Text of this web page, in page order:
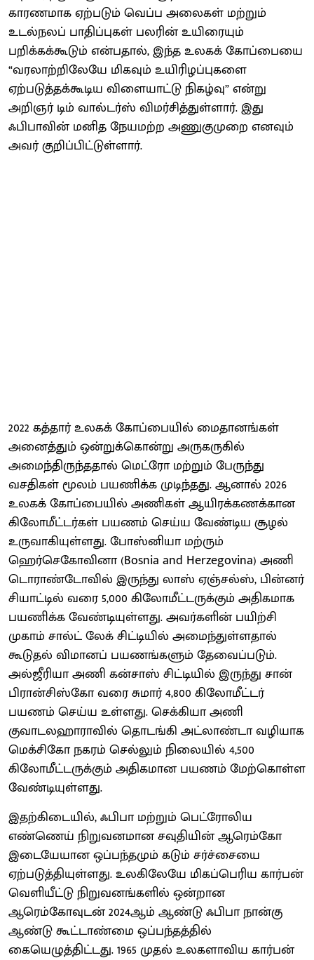
காரணமாக ஏற்படும் வெப்ப அலைகள் மற்றும்
உடல்நலப் பாதிப்புகள் பலரின் உயிரையும்
பறிக்கக்கூடும் என்பதால், இந்த உலகக் கோப்பையை
“வரலாற்றிலேயே மிகவும் உயிரிழப்புகளை
ஏற்படுத்தக்கூடிய விளையாட்டு நிகழ்வு” என்று
அறிஞர் டிம் வால்டர்ஸ் விமர்சித்துள்ளார். இது
ஃபிபாவின் மனித நேயமற்ற அணுகுமுறை எனவும்
அவர் குறிப்பிட்டுள்ளார்.
2022 கத்தார் உலகக் கோப்பையில் மைதானங்கள்
அனைத்தும் ஒன்றுக்கொன்று அருகருகில்
அமைந்திருந்ததால் மெட்ரோ மற்றும் பேருந்து
வசதிகள் மூலம் பயணிக்க முடிந்தது. ஆனால் 2026
உலகக் கோப்பையில் அணிகள் ஆயிரக்கணக்கான
கிலோமீட்டர்கள் பயணம் செய்ய வேண்டிய சூழல்
உருவாகியுள்ளது. போஸ்னியா மற்ரும்
ஹெர்செகோவினா (Bosnia and Herzegovina) அணி
டொராண்டோவில் இருந்து லாஸ் ஏஞ்சல்ஸ், பின்னர்
சியாட்டில் வரை 5,000 கிலோமீட்டருக்கும் அதிகமாக
பயணிக்க வேண்டியுள்ளது. அவர்களின் பயிற்சி
முகாம் சால்ட் லேக் சிட்டியில் அமைந்துள்ளதால்
கூடுதல் விமானப் பயணங்களும் தேவைப்படும்.
அல்ஜீரியா அணி கன்சாஸ் சிட்டியில் இருந்து சான்
பிரான்சிஸ்கோ வரை சுமார் 4,800 கிலோமீட்டர்
பயணம் செய்ய உள்ளது. செக்கியா அணி
குவாடலஹாராவில் தொடங்கி அட்லாண்டா வழியாக
மெக்சிகோ நகரம் செல்லும் நிலையில் 4,500
கிலோமீட்டருக்கும் அதிகமான பயணம் மேற்கொள்ள
வேண்டியுள்ளது.
இதற்கிடையில், ஃபிபா மற்றும் பெட்ரோலிய
எண்ணெய் நிறுவனமான சவுதியின் ஆரெம்கோ
இடையேயான ஒப்பந்தமும் கடும் சர்ச்சையை
ஏற்படுத்தியுள்ளது. உலகிலேயே மிகப்பெரிய கார்பன்
வெளியீட்டு நிறுவனங்களில் ஒன்றான
ஆரெம்கோவுடன் 2024ஆம் ஆண்டு ஃபிபா நான்கு
ஆண்டு கூட்டாண்மை ஒப்பந்தத்தில்
கையெழுத்திட்டது. 1965 முதல் உலகளாவிய கார்பன்